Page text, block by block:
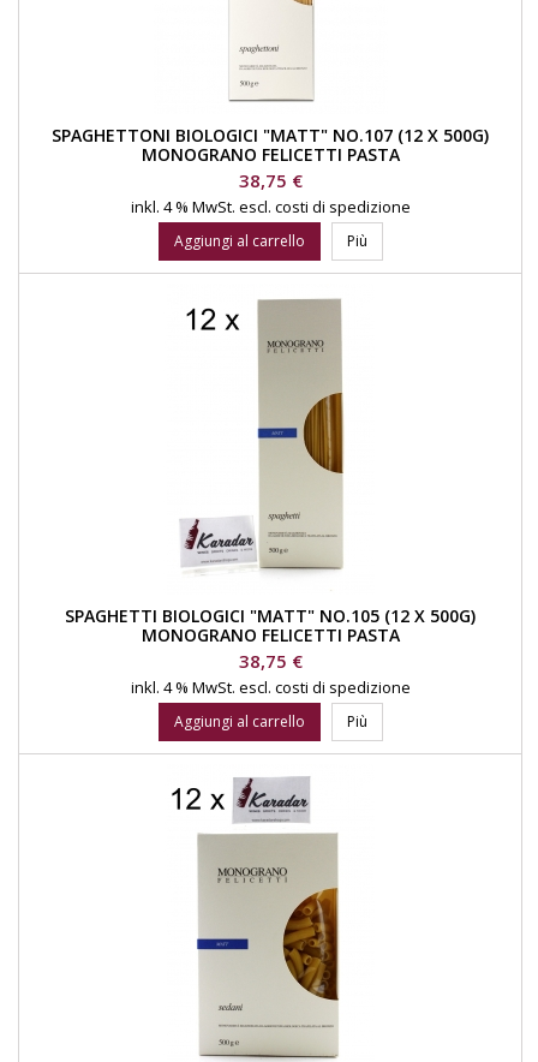
SPAGHETTONI BIOLOGICI "MATT" NO.107 (12 X 500G)
MONOGRANO FELICETTI PASTA
Prezzo
38,75 €
inkl. 4 % MwSt. escl. costi di spedizione
Aggiungi al carrello Più
SPAGHETTI BIOLOGICI "MATT" NO.105 (12 X 500G)
MONOGRANO FELICETTI PASTA
Prezzo
38,75 €
inkl. 4 % MwSt. escl. costi di spedizione
Aggiungi al carrello Più